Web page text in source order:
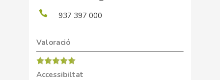
937 397 000
Valoració
Accessibiltat